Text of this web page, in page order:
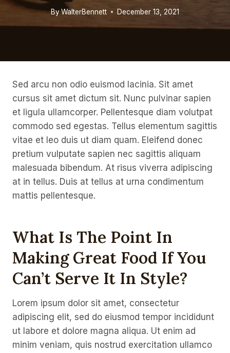
ByWalterBennett December 13, 2021
Sed arcu non odio euismod lacinia. Sit amet
cursus sit amet dictum sit. Nunc pulvinar sapien
et ligula ullamcorper. Pellentesque diam volutpat
commodo sed egestas. Tellus elementum sagittis
vitae et leo duis ut diam quam. Eleifend donec
pretium vulputate sapien nec sagittis aliquam
malesuada bibendum. At risus viverra adipiscing
at in tellus. Duis at tellus at urna condimentum
mattis pellentesque.
What Is The Point In
Making Great Food If You
Can’t Serve It In Style?
Lorem ipsum dolor sit amet, consectetur
adipiscing elit, sed do eiusmod tempor incididunt
ut labore et dolore magna aliqua. Ut enim ad
minim veniam, quis nostrud exercitation ullamco